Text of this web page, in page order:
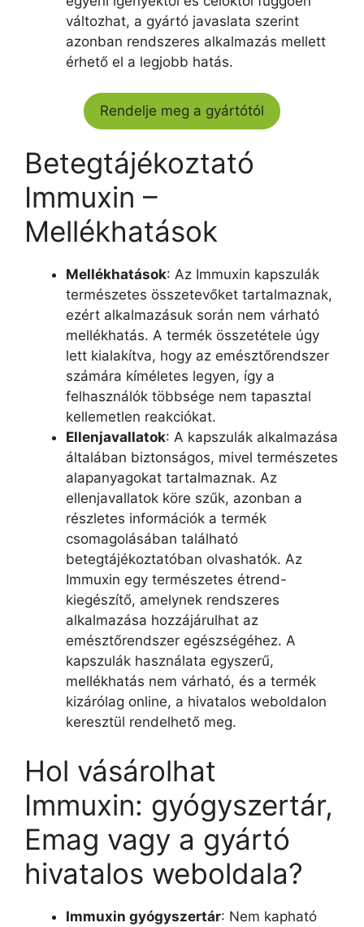
változhat, a gyártó javaslata szerint
azonban rendszeres alkalmazás mellett
érhető el a legjobb hatás.
Rendelje meg a gyártótól
Betegtájékoztató
Immuxin –
Mellékhatások
Mellékhatások: Az Immuxin kapszulák
természetes összetevőket tartalmaznak,
ezért alkalmazásuk során nem várható
mellékhatás. A termék összetétele úgy
lett kialakítva, hogy az emésztőrendszer
számára kíméletes legyen, így a
felhasználók többsége nem tapasztal
kellemetlen reakciókat.
Ellenjavallatok: A kapszulák alkalmazása
általában biztonságos, mivel természetes
alapanyagokat tartalmaznak. Az
ellenjavallatok köre szűk, azonban a
részletes információk a termék
csomagolásában található
betegtájékoztatóban olvashatók. Az
Immuxin egy természetes étrend-
kiegészítő, amelynek rendszeres
alkalmazása hozzájárulhat az
emésztőrendszer egészségéhez. A
kapszulák használata egyszerű,
mellékhatás nem várható, és a termék
kizárólag online, a hivatalos weboldalon
keresztül rendelhető meg.
Hol vásárolhat
Immuxin: gyógyszertár,
Emag vagy a gyártó
hivatalos weboldala?
Immuxin gyógyszertár: Nem kapható